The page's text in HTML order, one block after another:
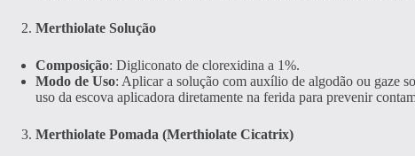
Merthiolate Solução
Composição: Digliconato de clorexidina a 1%.
Modo de Uso: Aplicar a solução com auxílio de algodão ou gaze
uso da escova aplicadora diretamente na ferida para prevenir
Merthiolate Pomada (Merthiolate Cicatrix)